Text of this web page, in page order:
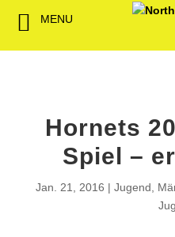
Hornets
Spiel –
Jan. 21, 2016 Jugend
MENU
Back
Spielbetrieb
Back
Back
Back
FWD